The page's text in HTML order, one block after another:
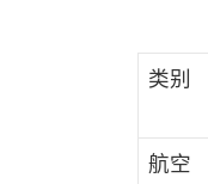
类别
航空